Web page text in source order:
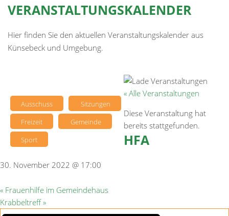
VERANSTALTUNGSKALENDER
Hier finden Sie den aktuellen Veranstaltungskalender aus
Künsebeck und Umgebung.
Ausschuss
Sitzungen
Freizeit
Gemeinde
Sport
« Alle Veranstaltungen
Diese Veranstaltung hat
bereits stattgefunden.
HFA
30. November 2022 @ 17:00
« Frauenhilfe im Gemeindehaus
Krabbeltreff»